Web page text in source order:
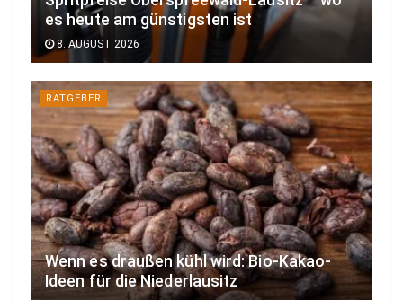
es heute am günstigsten ist
8. AUGUST 2026
RATGEBER
Wenn es draußen kühl wird: Bio-Kakao-
Ideen für die Niederlausitz